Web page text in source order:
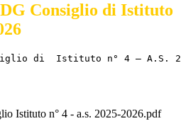
Consiglio di Istituto
di  Istituto n° 4 – A.S.
Istituto n° 4 - a.s. 2025-2026.pdf